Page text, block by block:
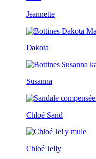
Jeannette
Dakota
Susanna
Chloé Sand
Chloé Jelly